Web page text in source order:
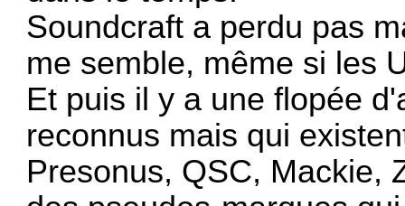
Soundcraft a perdu pas
me semble, même si les
Et puis il y a une flopée
reconnus mais qui
Presonus, QSC, Mackie,